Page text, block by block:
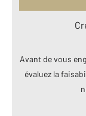
Avant de vous
évaluez la